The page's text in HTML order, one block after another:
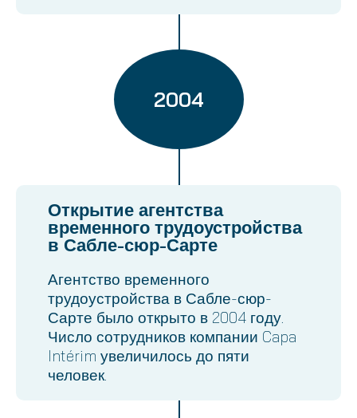
Открытие агентства
временного трудоустройства
в Сабле-сюр-Сарте
Агентство временного
трудоустройства в Сабле-сюр-
Сарте было открыто в 2004 году.
Число сотрудников компании Capa
Intérim увеличилось до пяти
человек.
2004